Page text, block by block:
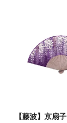
【藤波】京扇